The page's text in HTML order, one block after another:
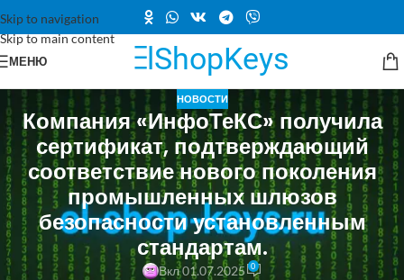
Skip to navigation
Skip to main content
МЕНЮ
НОВОСТИ
Компания «ИнфоТеКС» получила
сертификат, подтверждающий
соответствие нового поколения
промышленных шлюзов
безопасности установленным
стандартам.
Вкл 01.07.2025 0